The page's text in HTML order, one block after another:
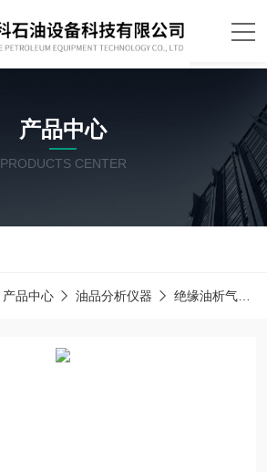
产品中心
PRODUCTS CENTER
产品中心 油品分析仪器 绝缘油析气性测定器